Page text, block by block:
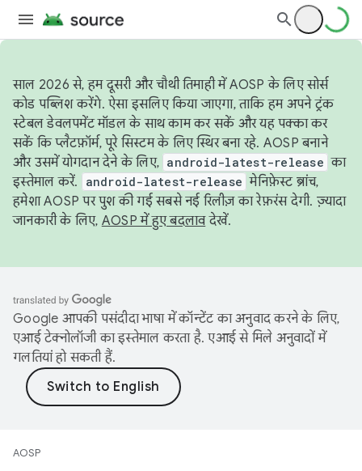
साल 2026 से, हम दूसरी और चौथी तिमाही में AOSP के लिए सोर्स
कोड पब्लिश करेंगे. ऐसा इसलिए किया जाएगा, ताकि हम अपने ट्रंक
स्टेबल डेवलपमेंट मॉडल के साथ काम कर सकें और यह पक्का कर
सकें कि प्लैटफ़ॉर्म, पूरे सिस्टम के लिए स्थिर बना रहे. AOSP बनाने
और उसमें योगदान देने के लिए, android-latest-release का
इस्तेमाल करें.
android-latest-release मेनिफ़ेस्ट ब्रांच,
हमेशा AOSP पर पुश की गई सबसे नई रिलीज़ का रेफ़रंस देगी. ज़्यादा
जानकारी के लिए, AOSP में हुए बदलावदेखें.
Google आपकी पसंदीदा भाषा में कॉन्टेंट का अनुवाद करने के लिए,
एआई टेक्नोलॉजी का इस्तेमाल करता है. एआई से मिले अनुवादों में
गलतियां हो सकती हैं.
AOSP